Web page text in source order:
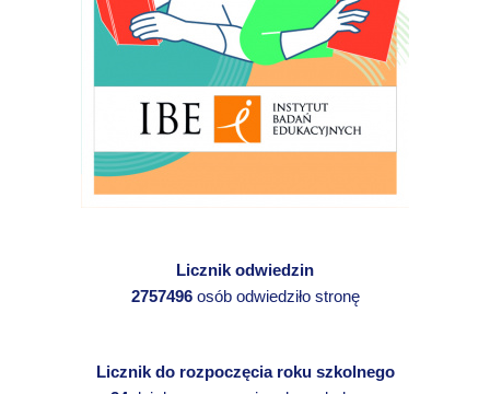
Licznik odwiedzin
2757496osób odwiedziło stronę
Licznik do rozpoczęcia roku szkolnego